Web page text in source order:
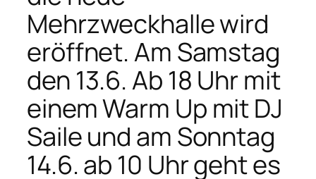
Mehrzweckhalle wird
eröffnet. Am Samstag
den 13.6. Ab 18 Uhr mit
einem Warm Up mit DJ
Saile und am Sonntag
14.6. ab 10 Uhr geht es